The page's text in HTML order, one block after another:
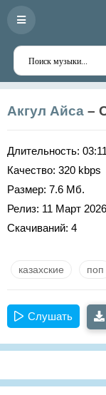
Акгул Айса –
Длительность: 03:11
Качество: 320 kbps
Размер: 7.6 Мб.
Релиз: 11 Март 2026
Скачиваний: 4
казахские поп
Слушать